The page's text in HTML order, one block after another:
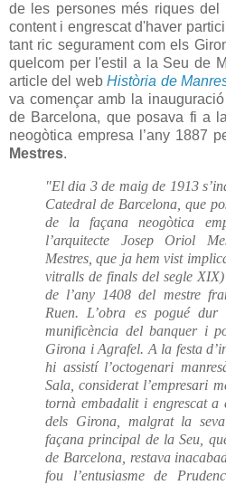
de les persones més riques del
content i engrescat d'haver
tant ric segurament com els
quelcom per l'estil a la Seu de
article del webHistòria de
va començar amb la
de Barcelona, que posava fi a
neogòtica empresa l’any 1887
Mestres.
"El dia 3 de maig de 1913
Catedral de Barcelona, que
de la façana neogòtica
l’arquitecte Josep Oriol
Mestres, que ja hem vist
vitralls de finals del segle
de l’any 1408 del mestre
Ruen. L’obra es pogué
munificència del banquer i
Girona i Agrafel. A la festa
hi assistí l’octogenari
Sala, considerat l’empresari
tornà embadalit i engrescat
dels Girona, malgrat la
façana principal de la Seu,
de Barcelona, restava
fou l’entusiasme de